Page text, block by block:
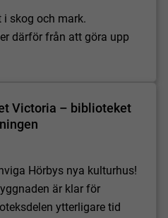
skog och mark.
därför från att göra upp
Victoria – biblioteket
Hörbys nya kulturhus!
är klar för
ytterligare tid